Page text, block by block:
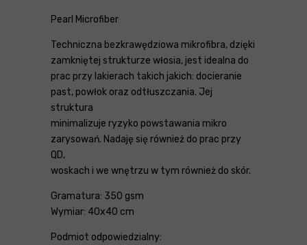
Pearl Microfiber
Techniczna bezkrawędziowa mikrofibra, dzięki
zamkniętej strukturze włosia, jest idealna do
prac przy lakierach takich jakich: docieranie
past, powłok oraz odtłuszczania. Jej
struktura
minimalizuje ryzyko powstawania mikro
zarysowań. Nadaję się również do prac przy
QD,
woskach i we wnętrzu w tym również do skór.
Gramatura: 350 gsm
Wymiar: 40x40 cm
Podmiot odpowiedzialny: